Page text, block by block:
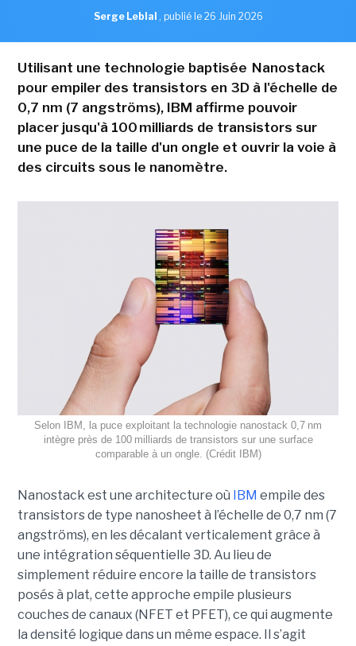
Serge Leblal , publié le 26 Juin 2026
Utilisant une technologie baptisée Nanostack
pour empiler des transistors en 3D à l'échelle de
0,7 nm (7 angströms), IBM affirme pouvoir
placer jusqu'à 100 milliards de transistors sur
une puce de la taille d'un ongle et ouvrir la voie à
des circuits sous le nanomètre.
Selon IBM, la puce exploitant la technologie nanostack 0,7 nm
intègre près de 100 milliards de transistors sur une surface
comparable à un ongle. (Crédit IBM)
Nanostack est une architecture où IBM empile des
transistors de type nanosheet à l’échelle de 0,7 nm (7
angströms), en les décalant verticalement grâce à
une intégration séquentielle 3D. Au lieu de
simplement réduire encore la taille de transistors
posés à plat, cette approche empile plusieurs
couches de canaux (NFET et PFET), ce qui augmente
la densité logique dans un même espace. Il s’agit